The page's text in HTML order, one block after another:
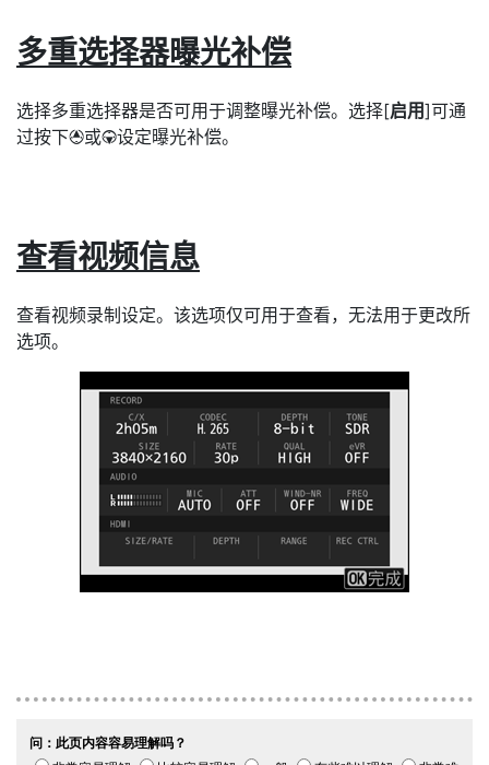
多重选择器曝光补偿
选择多重选择器是否可用于调整曝光补偿。选择[启用]可通
过按下1或3设定曝光补偿。
查看视频信息
查看视频录制设定。该选项仅可用于查看，无法用于更改所
选项。